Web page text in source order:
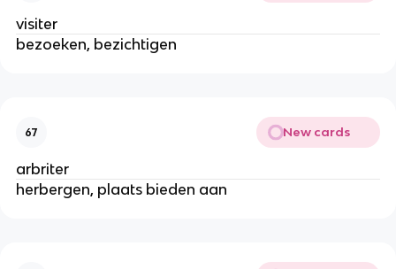
visiter
bezoeken, bezichtigen
67 New cards
arbriter
herbergen, plaats bieden aan